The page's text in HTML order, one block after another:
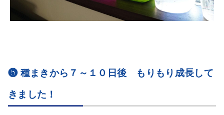
❺ 種まきから７～１０日後 もりもり成長して
きました！